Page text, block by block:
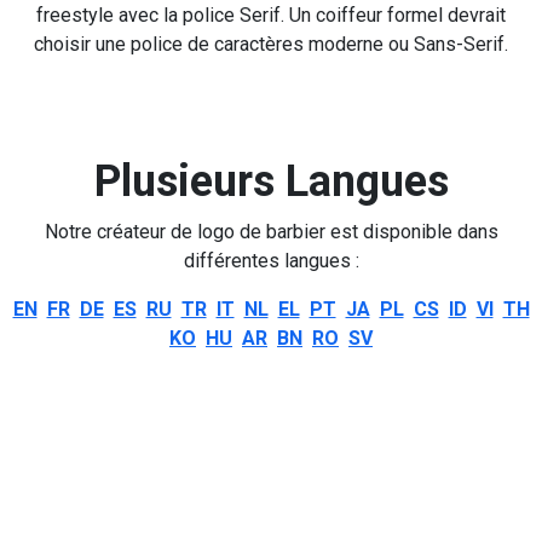
freestyle avec la police Serif. Un coiffeur formel devrait
choisir une police de caractères moderne ou Sans-Serif.
Plusieurs Langues
Notre créateur de logo de barbier est disponible dans
différentes langues :
EN FR DE ES RU TR IT NL EL PT JA PL CS ID VI TH
KO HU AR BN RO SV